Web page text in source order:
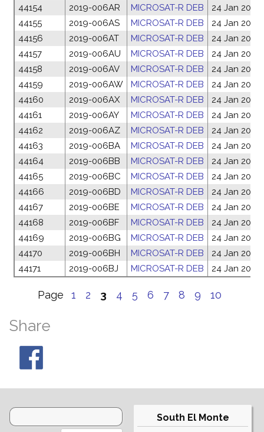
44154
2019-006AR MICROSAT-R DEB
24 Jan 2019
44155
2019-006AS MICROSAT-R DEB
24 Jan 2019
44156
2019-006AT MICROSAT-R DEB
24 Jan 2019
44157
2019-006AU MICROSAT-R DEB
24 Jan 2019
44158
2019-006AV MICROSAT-R DEB
24 Jan 2019
44159
2019-006AW MICROSAT-R DEB
24 Jan 2019
44160
2019-006AX MICROSAT-R DEB
24 Jan 2019
44161
2019-006AY MICROSAT-R DEB
24 Jan 2019
44162
2019-006AZ MICROSAT-R DEB
24 Jan 2019
44163
2019-006BA MICROSAT-R DEB
24 Jan 2019
44164
2019-006BB MICROSAT-R DEB
24 Jan 2019
44165
2019-006BC MICROSAT-R DEB
24 Jan 2019
44166
2019-006BD MICROSAT-R DEB
24 Jan 2019
44167
2019-006BE MICROSAT-R DEB
24 Jan 2019
44168
2019-006BF MICROSAT-R DEB
24 Jan 2019
44169
2019-006BG MICROSAT-R DEB
24 Jan 2019
44170
2019-006BH MICROSAT-R DEB
24 Jan 2019
44171
2019-006BJ MICROSAT-R DEB 24 Jan 2019
Page 1 2 3 4 5 6 7 8 9 10
Share
South El Monte